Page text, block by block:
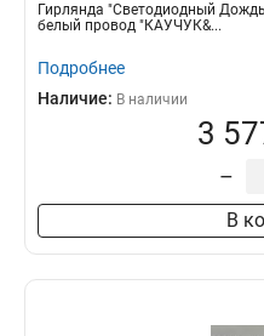
Гирлянда "Светодиодный
белый провод "КАУЧУК&...
Подробнее
Наличие: В наличии
3
–
В